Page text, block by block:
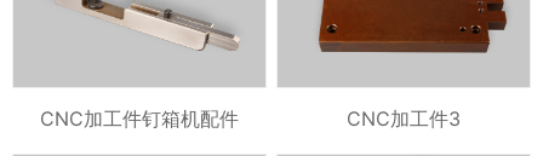
CNC加工件钉箱机配件 CNC加工件3